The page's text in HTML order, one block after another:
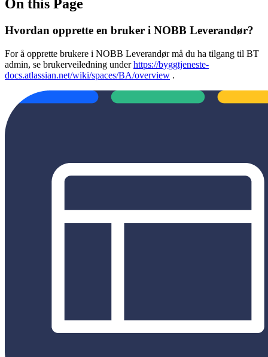
On this Page
Hvordan opprette en bruker i NOBB Leverandør?
For å opprette brukere i NOBB Leverandør må du ha tilgang til BT
admin, se brukerveiledning underhttps://byggtjeneste-
docs.atlassian.net/wiki/spaces/BA/overview .